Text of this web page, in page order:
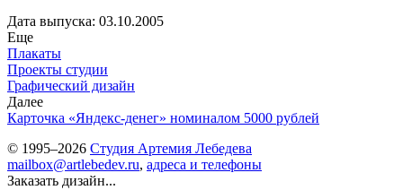
Дата выпуска: 03.10.2005
Еще
Плакаты
Проекты студии
Графический дизайн
Далее
Карточка «Яндекс-денег» номиналом 5000 рублей
© 1995–2026 Студия Артемия Лебедева
mailbox@artlebedev.ru, адреса и телефоны
Заказать дизайн...